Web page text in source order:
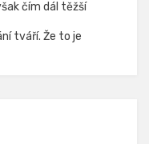
čím dál těžší
tváří. Že to je